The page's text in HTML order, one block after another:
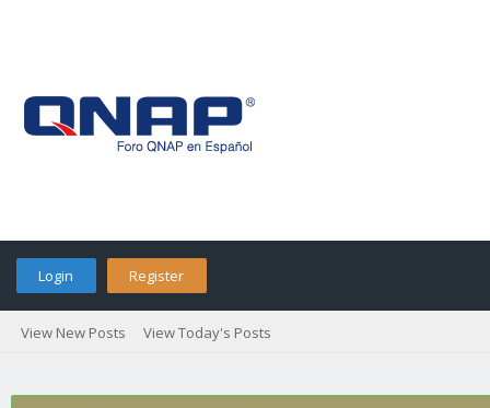
Login Register
View New Posts View Today's Posts